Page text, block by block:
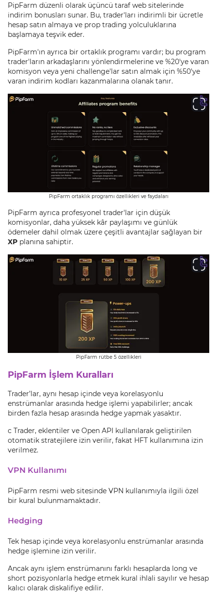
PipFarm düzenli olarak üçüncü taraf web sitelerinde
indirim bonusları sunar. Bu, trader'ları indirimli bir ücretle
hesap satın almaya ve prop trading yolculuklarına
başlamaya teşvik eder.
PipFarm'ın ayrıca bir ortaklık programı vardır; bu program
trader'ların arkadaşlarını yönlendirmelerine ve %20'ye varan
komisyon veya yeni challenge'lar satın almak için %50'ye
varan indirim kodları kazanmalarına olanak tanır.
PipFarm ortaklık programı özellikleri ve faydaları
PipFarm ayrıca profesyonel trader'lar için düşük
komisyonlar, daha yüksek kâr paylaşımı ve günlük
ödemeler dahil olmak üzere çeşitli avantajlar sağlayan bir
XP planına sahiptir.
PipFarm rütbe 5 özellikleri
PipFarm İşlem Kuralları
Trader’lar, aynı hesap içinde veya korelasyonlu
enstrümanlar arasında hedge işlemi yapabilirler; ancak
birden fazla hesap arasında hedge yapmak yasaktır.
c Trader, eklentiler ve Open API kullanılarak geliştirilen
otomatik stratejilere izin verilir, fakat HFT kullanımına izin
verilmez.
VPN Kullanımı
PipFarm resmi web sitesinde VPN kullanımıyla ilgili özel
bir kural bulunmamaktadır.
Hedging
Tek hesap içinde veya korelasyonlu enstrümanlar arasında
hedge işlemine izin verilir.
Ancak aynı işlem enstrümanını farklı hesaplarda long ve
short pozisyonlarla hedge etmek kural ihlali sayılır ve hesap
kalıcı olarak diskalifiye edilir.